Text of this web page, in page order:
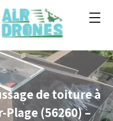
de toiture à
Plage (56260) –